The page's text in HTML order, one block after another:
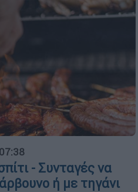
- Συνταγές να
ή με τηγάνι